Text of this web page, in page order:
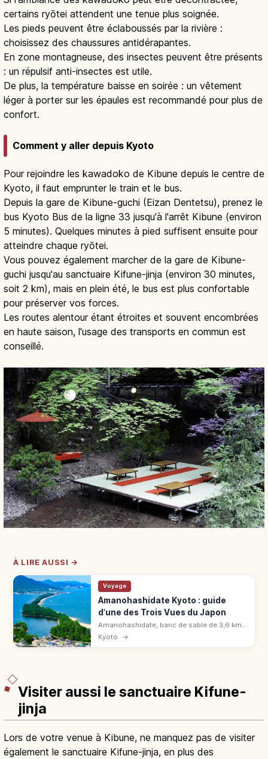
certains ryōtei attendent une tenue plus soignée.
Les pieds peuvent être éclaboussés par la rivière :
choisissez des chaussures antidérapantes.
En zone montagneuse, des insectes peuvent être présents
: un répulsif anti-insectes est utile.
De plus, la température baisse en soirée : un vêtement
léger à porter sur les épaules est recommandé pour plus de
confort.
Comment y aller depuis Kyoto
Pour rejoindre les kawadoko de Kibune depuis le centre de
Kyoto, il faut emprunter le train et le bus.
Depuis la gare de Kibune-guchi (Eizan Dentetsu), prenez le
bus Kyoto Bus de la ligne 33 jusqu'à l'arrêt Kibune (environ
5 minutes). Quelques minutes à pied suffisent ensuite pour
atteindre chaque ryōtei.
Vous pouvez également marcher de la gare de Kibune-
guchi jusqu'au sanctuaire Kifune-jinja (environ 30 minutes,
soit 2 km), mais en plein été, le bus est plus confortable
pour préserver vos forces.
Les routes alentour étant étroites et souvent encombrées
en haute saison, l'usage des transports en commun est
conseillé.
À LIRE AUSSI →
Voyage
Amanohashidate Kyoto : guide
d'une des Trois Vues du Japon
Amanohashidate, banc de sable de 3,6 km
bordé de 6 700 pins : une des Trois Vues du
Japon. Panoramas, vélo, spécialités, accès
Kyoto →
Visiter aussi le sanctuaire Kifune-
jinja
Lors de votre venue à Kibune, ne manquez pas de visiter
également le sanctuaire Kifune-jinja, en plus des